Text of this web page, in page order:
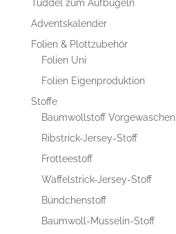
Tüddel zum Aufbügeln
Adventskalender
Folien & Plottzubehör
Folien Uni
Folien Eigenproduktion
Stoffe
Baumwollstoff Vorgewaschen
Ribstrick-Jersey-Stoff
Frotteestoff
Waffelstrick-Jersey-Stoff
Bündchenstoff
Baumwoll-Musselin-Stoff